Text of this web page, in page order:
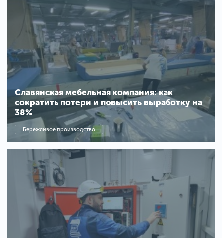
Славянская мебельная компания: как
сократить потери и повысить выработку на
38%
Бережливое производство